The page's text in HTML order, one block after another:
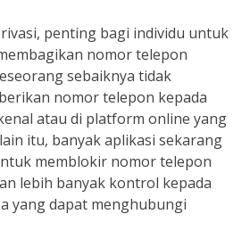
penting bagi individu untuk
nomor telepon
sebaiknya tidak
nomor telepon kepada
atau di platform online yang
itu, banyak aplikasi sekarang
memblokir nomor telepon
lebih banyak kontrol kepada
yang dapat menghubungi